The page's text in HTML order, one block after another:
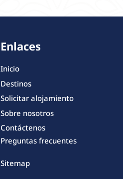
Enlaces
Inicio
Destinos
Solicitar alojamiento
Sobre nosotros
Contáctenos
Preguntas frecuentes
Sitemap